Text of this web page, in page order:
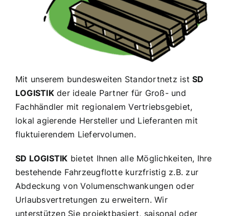
Mit unserem bundesweiten Standortnetz istSD
LOGISTIKder ideale Partner für Groß- und
Fachhändler mit regionalem Vertriebsgebiet,
lokal agierende Hersteller und Lieferanten mit
fluktuierendem Liefervolumen.
SD LOGISTIK bietet Ihnen alle Möglichkeiten, Ihre
bestehende Fahrzeugflotte kurzfristig z.B. zur
Abdeckung von Volumenschwankungen oder
Urlaubsvertretungen zu erweitern. Wir
unterstützen Sie projektbasiert, saisonal oder